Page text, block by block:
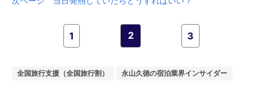
1 2 3
全国旅行支援（全国旅行割） 永山久徳の宿泊業界インサイダー